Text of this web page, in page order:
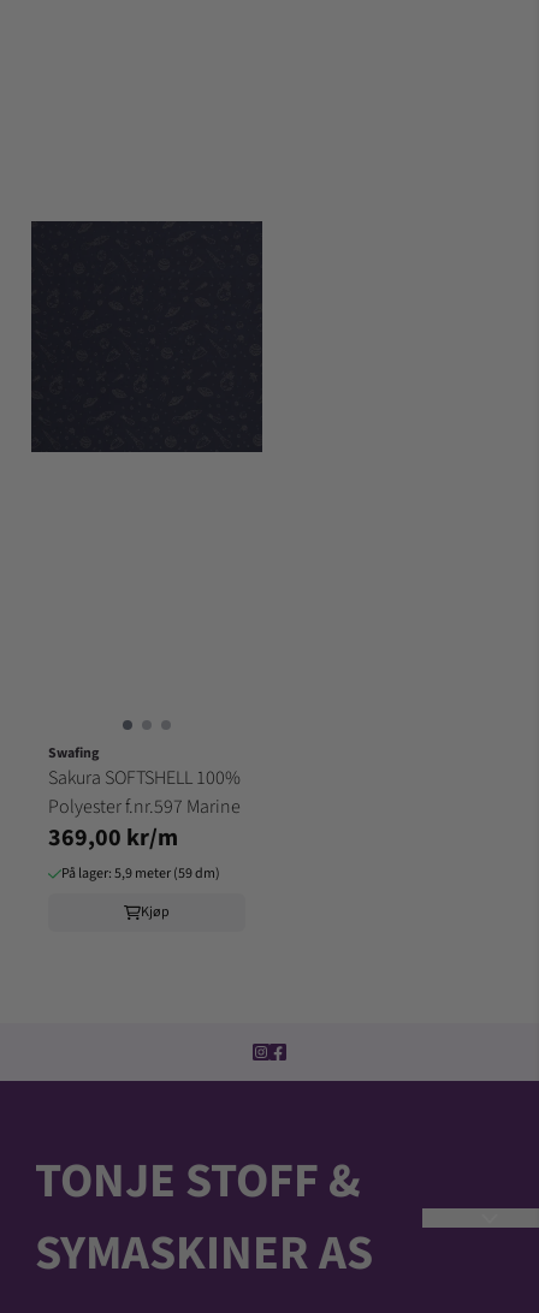
Swafing
Sakura SOFTSHELL 100%
Polyester f.nr.597 Marine
369,00 kr/m
På lager: 5,9 meter (59 dm)
Kjøp
TONJE STOFF &
SYMASKINER AS